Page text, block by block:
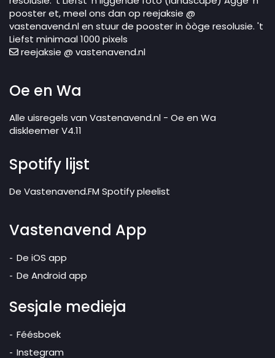
pooster et, meel ons dan op reejaksie @
vastenavend.nl en stuur de pooster in òòge resolusie. 't
Liefst minimaal 1000 pixels
reejaksie @ vastenavend.nl
Oe en Wa
Alle uisregels van Vastenavend.nl - Oe en Wa
diskleemer V4.11
Spotify lijst
De Vastenavend.FM Spotify pleelist
Vastenavend App
De iOS app
De Android app
Sesjale medieja
Féésboek
Instegram